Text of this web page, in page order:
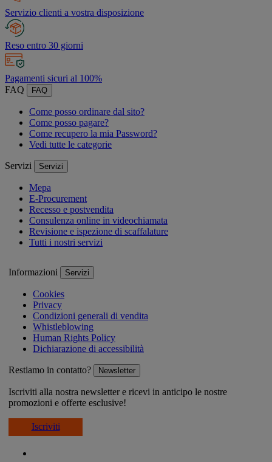
Servizio clienti a vostra disposizione
Reso entro 30 giorni
Pagamenti sicuri al 100%
FAQ
FAQ
Come posso ordinare dal sito?
Come posso pagare?
Come recupero la mia Password?
Vedi tutte le categorie
Servizi Servizi
Mepa
E-Procurement
Recesso e postvendita
Consulenza online in videochiamata
Revisione e ispezione di scaffalature
Tutti i nostri servizi
Informazioni Servizi
Cookies
Privacy
Condizioni generali di vendita
Whistleblowing
Human Rights Policy
Dichiarazione di accessibilità
Restiamo in contatto? Newsletter
Iscriviti alla nostra newsletter e ricevi in anticipo le nostre
promozioni e offerte esclusive!
Iscriviti